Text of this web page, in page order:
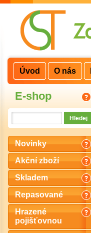
E-shop
Novinky
Akční zboží
Skladem
Repasované
Hrazené
pojišťovnou
Úvod O nás